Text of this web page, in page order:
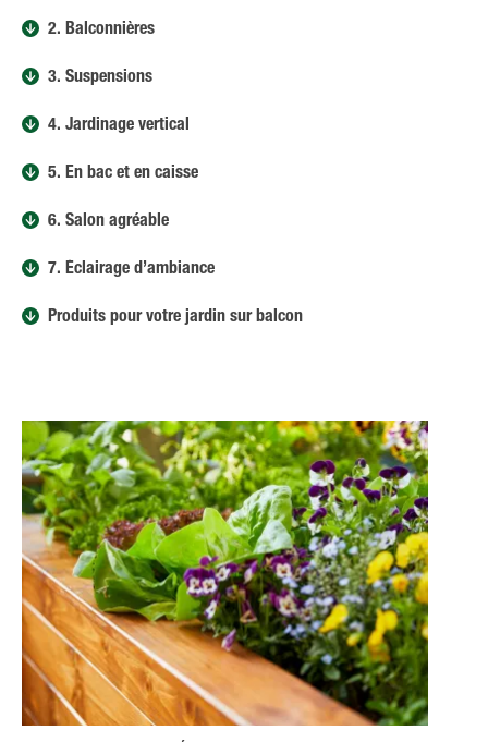
2. Balconnières
3. Suspensions
4. Jardinage vertical
5. En bac et en caisse
6. Salon agréable
7. Éclairage d’ambiance
Produits pour votre jardin sur balcon